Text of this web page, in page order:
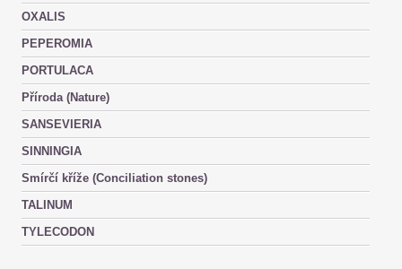
OXALIS
PEPEROMIA
PORTULACA
Příroda (Nature)
SANSEVIERIA
SINNINGIA
Smírčí kříže (Conciliation stones)
TALINUM
TYLECODON